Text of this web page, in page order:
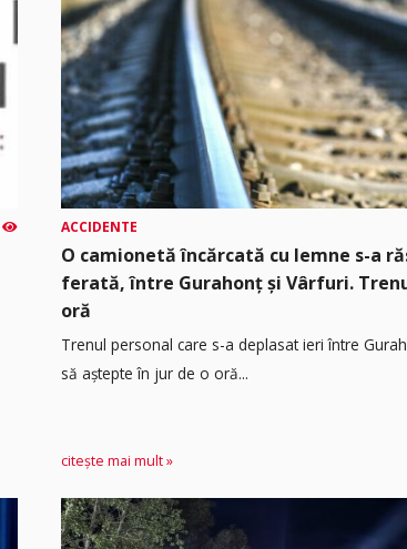
ACCIDENTE
O camionetă încărcată cu lemne s-a
ferată, între Gurahonț și Vârfuri.
oră
Trenul personal care s-a deplasat ieri între
să aștepte în jur de o oră...
citește mai mult »